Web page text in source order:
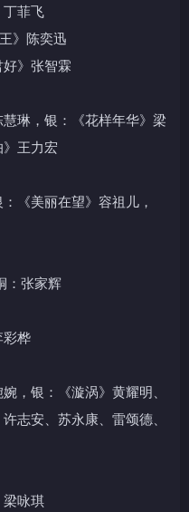
菲飞
》陈奕迅
》张智霖
琳，银：《花样年华》梁
王力宏
《美丽在望》容祖儿，
：张家辉
彩桦
，银：《漩涡》黄耀明、
志安、苏永康、雷颂德、
咏琪